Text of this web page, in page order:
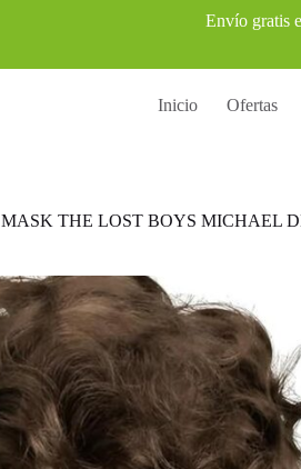
Envío gratis
Inicio Ofertas
MASK THE LOST BOYS MICHAEL